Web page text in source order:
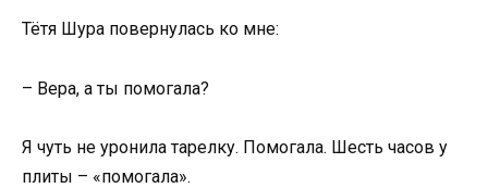
Тётя Шура повернулась ко мне:
– Вера, а ты помогала?
Я чуть не уронила тарелку. Помогала. Шесть часов у
плиты – «помогала».